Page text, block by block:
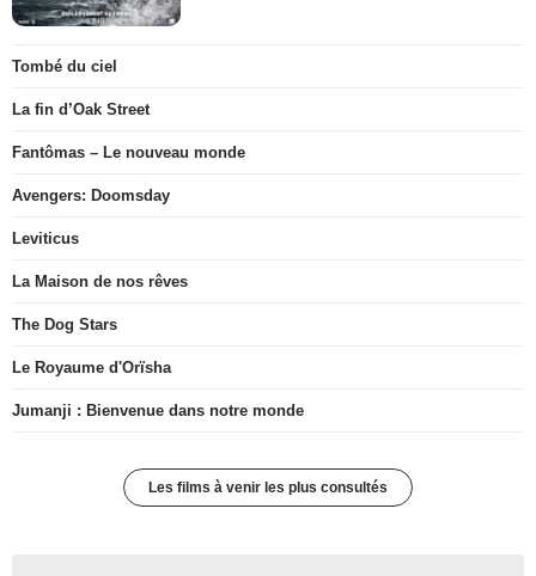
Tombé du ciel
La fin d’Oak Street
Fantômas – Le nouveau monde
Avengers: Doomsday
Leviticus
La Maison de nos rêves
The Dog Stars
Le Royaume d'Orïsha
Jumanji : Bienvenue dans notre monde
Les films à venir les plus consultés